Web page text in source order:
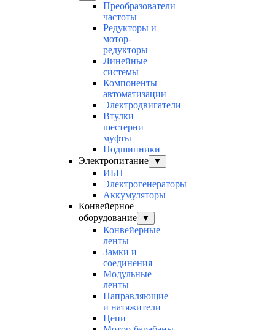
Преобразователи
частоты
Редукторы и
мотор-
редукторы
Линейные
системы
Компоненты
автоматизации
Электродвигатели
Втулки
шестерни
муфты
Подшипники
Электропитание
▼
ИБП
Электрогенераторы
Аккумуляторы
Конвейерное
оборудование
▼
Конвейерные
ленты
Замки и
соединения
Модульные
ленты
Направляющие
и натяжители
Цепи